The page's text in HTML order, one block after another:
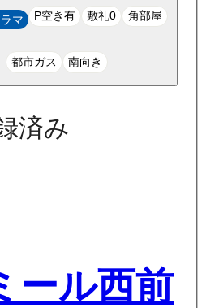
マ P空き有 敷礼0 角部屋
都市ガス 南向き
済み
ール西前